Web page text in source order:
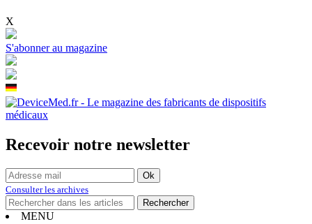
X
S'abonner au magazine
Recevoir notre newsletter
Consulter les archives
MENU